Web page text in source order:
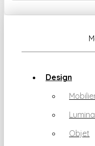
Design
Objet